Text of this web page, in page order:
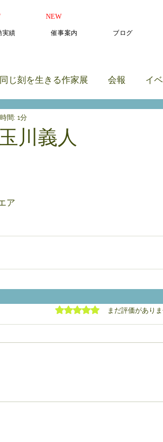
​NEW
実績 催事案内 ブログ
じ刻を生きる作家展 会報 イ
川義人
間: 1分
ア
5つ星のうち0と評価されて
まだ評価があり